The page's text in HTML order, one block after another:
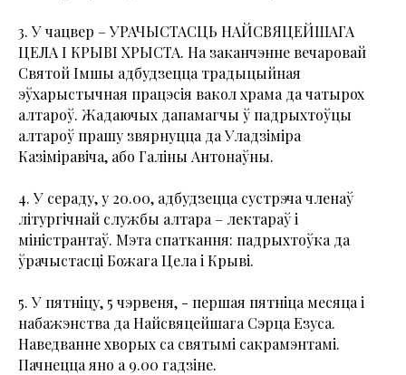
3. У чацвер – УРАЧЫСТАСЦЬ НАЙСВЯЦЕЙШАГА
ЦЕЛА І КРЫВІ ХРЫСТА. На заканчэнне вечаровай
Святой Імшы адбудзецца традыцыйная
эўхарыстычная працэсія вакол храма да чатырох
алтароў. Жадаючых дапамагчы ў падрыхтоўцы
алтароў прашу звярнуцца да Уладзіміра
Казіміравіча, або Галіны Антонаўны.
4. У сераду, у 20.00, адбудзецца сустрэча членаў
літургічнай службы алтара – лектараў і
міністрантаў. Мэта спаткання: падрыхтоўка да
ўрачыстасці Божага Цела і Крыві.
5. У пятніцу, 5 чэрвеня, - першая пятніца месяца і
набажэнства да Найсвяцейшага Сэрца Езуса.
Наведванне хворых са святымі сакрамэнтамі.
Пачнецца яно а 9.00 гадзіне.